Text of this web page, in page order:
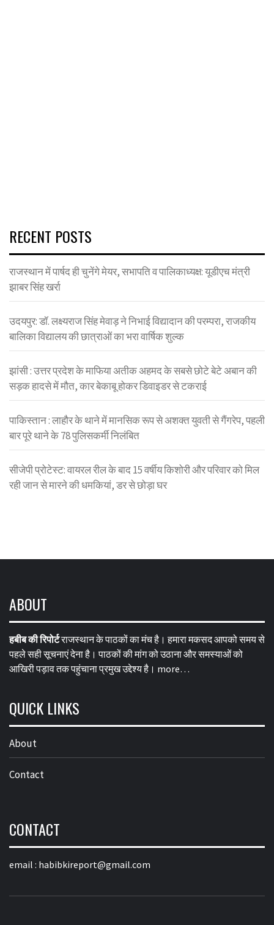
RECENT POSTS
राजस्थान में पार्षद ही चुनेंगे मेयर, सभापति व पालिकाध्यक्ष: यूडीएच मंत्री
झाबर सिंह खर्रा
उदयपुर: डॉ. लक्ष्यराज सिंह मेवाड़ ने निभाई विद्यादान की परम्परा, राजकीय
बालिका विद्यालय की छात्राओं का भरा वार्षिक शुल्क
झांसी : उत्तर प्रदेश के माफिया अतीक अहमद के सबसे छोटे बेटे अबान की
सड़क हादसे में मौत, कार बेकाबू होकर डिवाइडर से टकराई
पाकिस्तान : लाहौर के थाने में मानसिक रूप से अशक्त युवती से गैंगरेप, पहली
बार पूरे थाने के 78 पुलिसकर्मी निलंबित
सीजेपी प्रोटेस्ट: वायरल रील के बाद 15 वर्षीय किशोरी और परिवार को मिल
रही जान से मारने की धमकियां, डर से छोड़ा घर
ABOUT
हबीब की रिपोर्टराजस्थान के पाठकों का मंच है। हमारा मकसद आपको समय से
पहले सही सूचनाएं देना है। पाठकों की मांग को उठाना और समस्याओं को
आखिरी पड़ाव तक पहुंचाना प्रमुख उद्देश्य है। more…
QUICK LINKS
About
Contact
CONTACT
email : habibkireport@gmail.com